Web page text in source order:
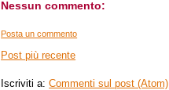
Nessun commento:
Posta un commento
Post più recente
Iscriviti a:Commenti sul post (Atom)